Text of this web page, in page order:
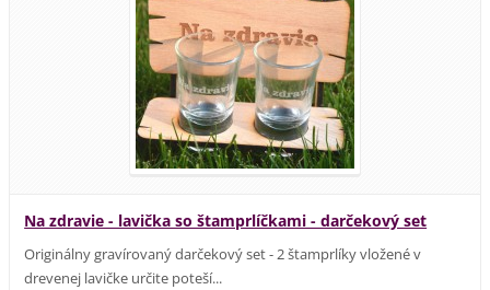
Na zdravie - lavička so štamprlíčkami - darčekový set
Originálny gravírovaný darčekový set - 2 štamprlíky vložené v
drevenej lavičke určite poteší...